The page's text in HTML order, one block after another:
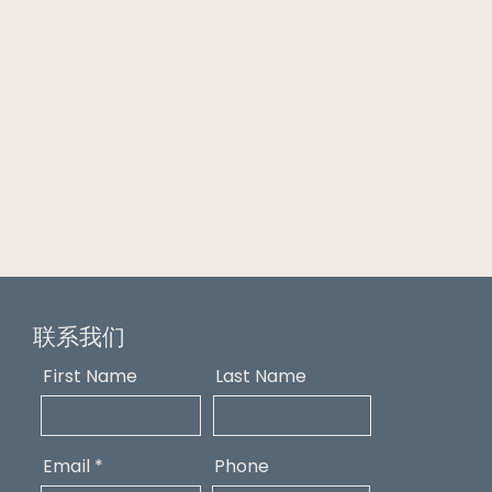
联系我们
First Name Last Name
Email Phone